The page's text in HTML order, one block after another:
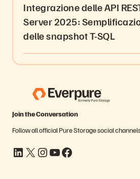
Integrazione delle API
Server 2025:
delle snapshot T-SQL
Join the Conversation
Follow all official Pure Storage social
LinkedIn X Instagram YouTube Facebook